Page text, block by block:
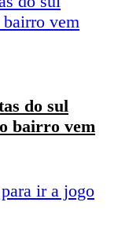
do sul
bairro vem